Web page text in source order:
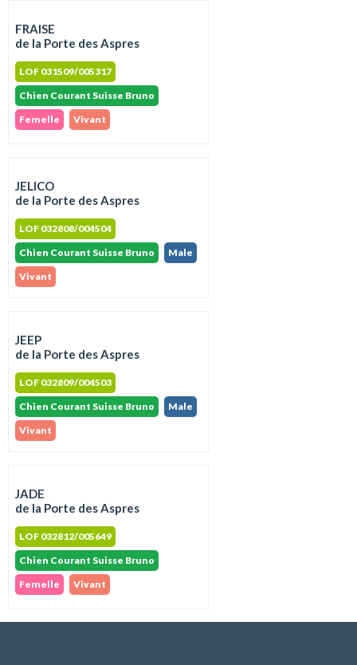
FRAISE
de la Porte des Aspres
LOF 031509/005317
Chien Courant Suisse Bruno
Femelle
Vivant
JELICO
de la Porte des Aspres
LOF 032808/004504
Chien Courant Suisse Bruno
Male
Vivant
JEEP
de la Porte des Aspres
LOF 032809/004503
Chien Courant Suisse Bruno
Male
Vivant
JADE
de la Porte des Aspres
LOF 032812/005649
Chien Courant Suisse Bruno
Femelle
Vivant